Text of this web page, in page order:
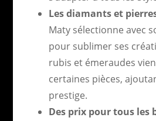
Les diamants et
Maty sélectionne avec
pour sublimer ses
rubis et émeraudes
certaines pièces,
prestige.
Des prix pour tous les